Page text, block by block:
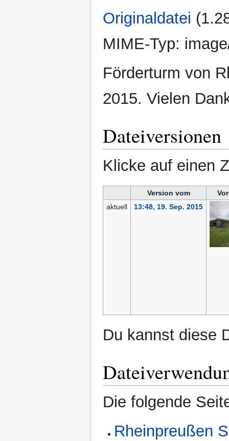
Originaldatei
MIME-Typ:
Förderturm von
2015. Vielen
Dateiversionen
Klicke auf einen
Version vom
aktuell
13:48, 19. Sep. 2015
Du kannst diese
Die folgende
Rheinpreußen